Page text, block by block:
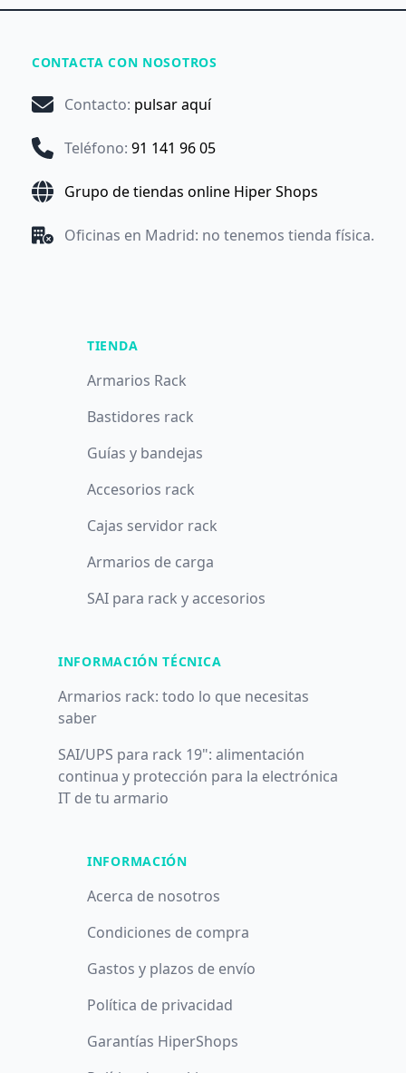
CONTACTA CON NOSOTROS
Contacto: pulsar aquí
Teléfono: 91 141 96 05
Grupo de tiendas online Hiper Shops
Oficinas en Madrid: no tenemos tienda física.
TIENDA
Armarios Rack
Bastidores rack
Guías y bandejas
Accesorios rack
Cajas servidor rack
Armarios de carga
SAI para rack y accesorios
INFORMACIÓN TÉCNICA
Armarios rack: todo lo que necesitas
saber
SAI/UPS para rack 19": alimentación
continua y protección para la electrónica
IT de tu armario
INFORMACIÓN
Acerca de nosotros
Condiciones de compra
Gastos y plazos de envío
Política de privacidad
Garantías HiperShops